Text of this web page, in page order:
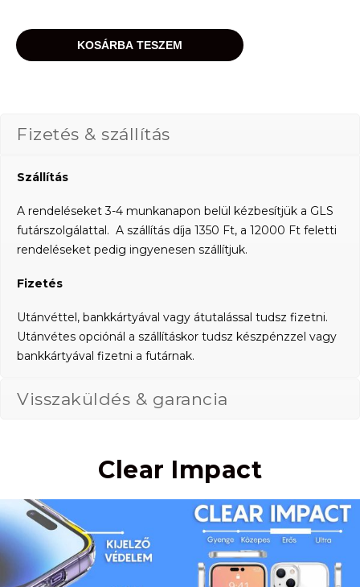
KOSÁRBA TESZEM
Fizetés & szállítás
Szállítás
A rendeléseket 3-4 munkanapon belül kézbesítjük a GLS
futárszolgálattal. A szállítás díja 1350 Ft, a 12000 Ft feletti
rendeléseket pedig ingyenesen szállítjuk.
Fizetés
Utánvéttel, bankkártyával vagy átutalással tudsz fizetni.
Utánvétes opciónál a szállításkor tudsz készpénzzel vagy
bankkártyával fizetni a futárnak.
Visszaküldés & garancia
Clear Impact